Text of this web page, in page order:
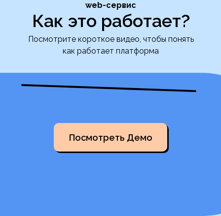
Как это работает?
Посмотрите короткое видео, чтобы понять
как работает платформа
Посмотреть Демо
web-сервис